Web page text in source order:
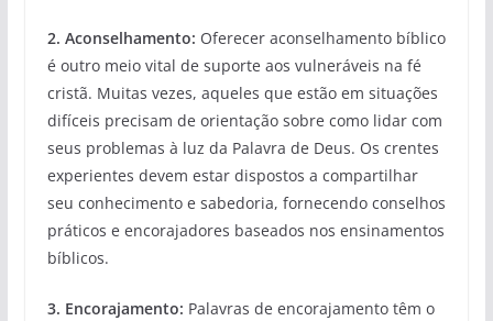
2. Aconselhamento: Oferecer aconselhamento bíblico
é outro meio vital de suporte aos vulneráveis na fé
cristã. Muitas vezes, aqueles que estão em situações
difíceis precisam de orientação sobre como lidar com
seus problemas à luz da Palavra de Deus. Os crentes
experientes devem estar dispostos a compartilhar
seu conhecimento e sabedoria, fornecendo conselhos
práticos e encorajadores baseados nos ensinamentos
bíblicos.
3. Encorajamento: Palavras de encorajamento têm o